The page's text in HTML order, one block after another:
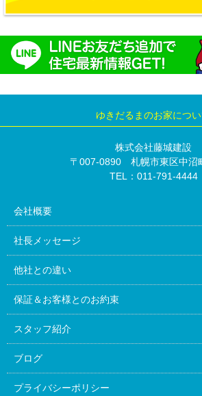
ゆきだるまのお家につ
株式会社藤城建設
〒007-0890 札幌市東区中沼
TEL：011-791-4444
会社概要
社長メッセージ
他社との違い
保証＆お客様とのお約束
スタッフ紹介
ブログ
プライバシーポリシー